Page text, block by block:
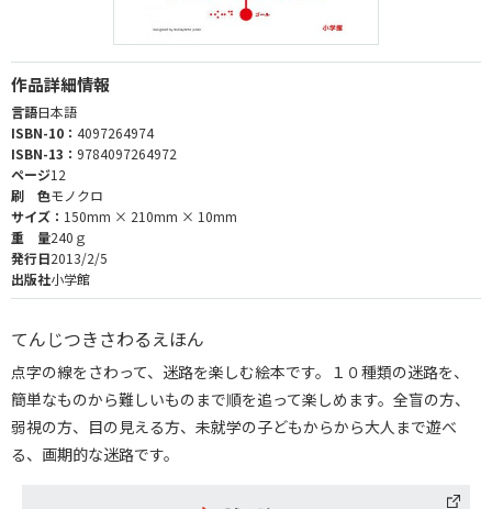
作品詳細情報
言語日本語
ISBN-10： 4097264974
ISBN-13： 9784097264972
ページ12
刷 色モノクロ
サイズ： 150mm × 210mm × 10mm
重 量240ｇ
発行日2013/2/5
出版社小学館
てんじつきさわるえほん
点字の線をさわって、迷路を楽しむ絵本です。１０種類の迷路を、
簡単なものから難しいものまで順を追って楽しめます。全盲の方、
弱視の方、目の見える方、未就学の子どもからから大人まで遊べ
る、画期的な迷路です。